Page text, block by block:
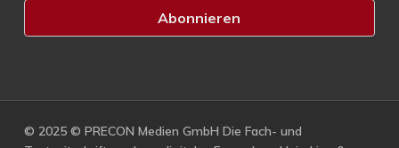
© 2025 © PRECON Medien GmbH Die Fach- und